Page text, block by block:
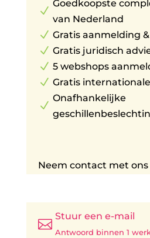
N
Goedkoopste
van Nederland
N Gratis aanmelding
N Gratis juridisch
N 5 webshops
N Gratis
N
Onafhankelijke
Neem contact met ons

Stuur een e-mail
Antwoord binnen 1